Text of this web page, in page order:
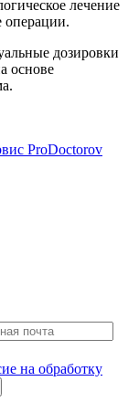
лечение
операции.
дозировки
основе
ProDoctorov
на обработку